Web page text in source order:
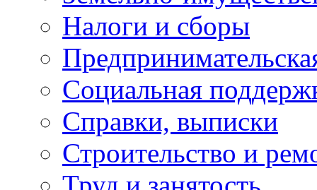
Налоги и сборы
Социальная
Справки, выписки
Строительство и